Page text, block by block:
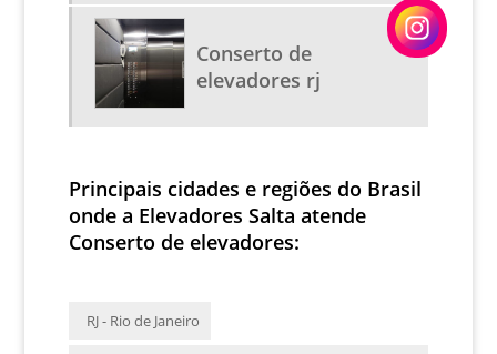
CONSULTORIA EM ELEVADORES
MANUTENÇÃO DE ELEVADORES PREÇOS
MANUTENÇÃO DE ESCADAS
BOTOEIRAS DE ELEVADOR
CABINA ELEVADOR
INVERSOR ELEVADORES
Conserto de
elevadores rj
Principais cidades e regiões do Brasil
onde a Elevadores Salta atende
Conserto de elevadores:
RJ - Rio de Janeiro